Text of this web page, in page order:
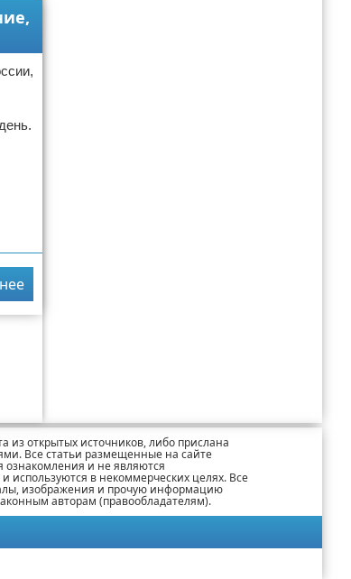
из открытых источников, либо прислана
Все статьи размещенные на сайте
ознакомления и не являются
используются в некоммерческих целях. Все
изображения и прочую информацию
авторам (правообладателям).